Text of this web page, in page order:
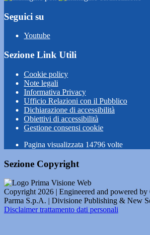
Seguici su
Youtube
Sezione Link Utili
Cookie policy
Note legali
Informativa Privacy
Ufficio Relazioni con il Pubblico
Dichiarazione di accessibilità
Obiettivi di accessibilità
Gestione consensi cookie
Pagina visualizzata 14796 volte
Sezione Copyright
Copyright 2026 | Engineered and powered by
Parma S.p.A. | Divisione Publishing & New
Disclaimer trattamento dati personali